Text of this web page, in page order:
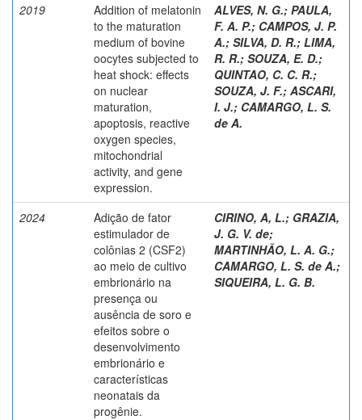
2019
Addition of melatonin
to the maturation
medium of bovine
oocytes subjected to
heat shock: effects
on nuclear
maturation,
apoptosis, reactive
oxygen species,
mitochondrial
activity, and gene
expression.
ALVES, N. G.; PAULA,
F. A. P.; CAMPOS, J. P.
A.; SILVA, D. R.; LIMA,
R. R.; SOUZA, E. D.;
QUINTAO, C. C. R.;
SOUZA, J. F.; ASCARI,
I. J.; CAMARGO, L. S.
de A.
2024
Adição de fator
estimulador de
colônias 2 (CSF2)
ao meio de cultivo
embrionário na
presença ou
ausência de soro e
efeitos sobre o
desenvolvimento
embrionário e
características
neonatais da
progênie.
CIRINO, A, L.; GRAZIA,
J. G. V. de;
MARTINHÃO, L. A. G.;
CAMARGO, L. S. de A.;
SIQUEIRA, L. G. B.